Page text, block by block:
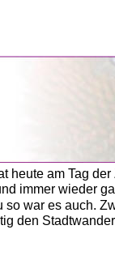
heute am Tag
immer wieder
war es auch.
den